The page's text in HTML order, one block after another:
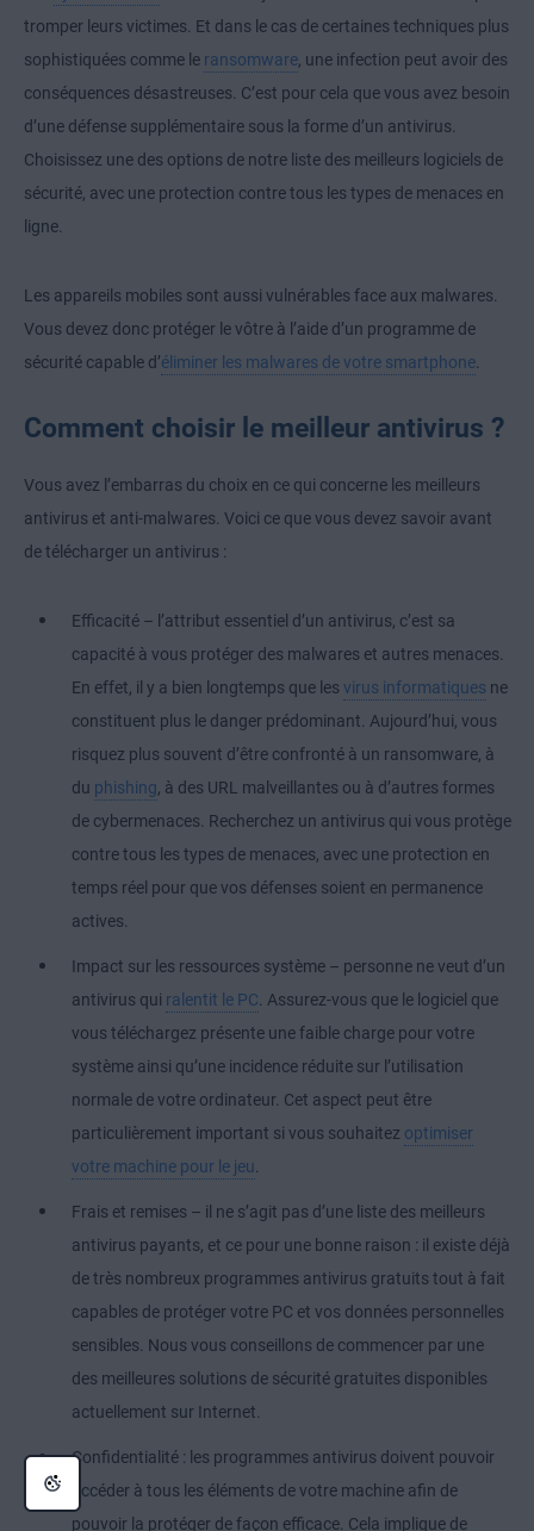
tromper leurs victimes. Et dans le cas de certaines techniques plus
sophistiquées comme le ransomware, une infection peut avoir des
conséquences désastreuses. C’est pour cela que vous avez besoin
d’une défense supplémentaire sous la forme d’un antivirus.
Choisissez une des options de notre liste des meilleurs logiciels de
sécurité, avec une protection contre tous les types de menaces en
ligne.
Les appareils mobiles sont aussi vulnérables face aux malwares.
Vous devez donc protéger le vôtre à l’aide d’un programme de
sécurité capable d’éliminer les malwares de votre smartphone.
Comment choisir le meilleur antivirus ?
Vous avez l’embarras du choix en ce qui concerne les meilleurs
antivirus et anti-malwares. Voici ce que vous devez savoir avant
de télécharger un antivirus :
Efficacité – l’attribut essentiel d’un antivirus, c’est sa
capacité à vous protéger des malwares et autres menaces.
En effet, il y a bien longtemps que les virus informatiques ne
constituent plus le danger prédominant. Aujourd’hui, vous
risquez plus souvent d’être confronté à un ransomware, à
du phishing, à des URL malveillantes ou à d’autres formes
de cybermenaces. Recherchez un antivirus qui vous protège
contre tous les types de menaces, avec une protection en
temps réel pour que vos défenses soient en permanence
actives.
Impact sur les ressources système – personne ne veut d’un
antivirus qui ralentit le PC. Assurez-vous que le logiciel que
vous téléchargez présente une faible charge pour votre
système ainsi qu’une incidence réduite sur l’utilisation
normale de votre ordinateur. Cet aspect peut être
particulièrement important si vous souhaitez optimiser
votre machine pour le jeu.
Frais et remises – il ne s’agit pas d’une liste des meilleurs
antivirus payants, et ce pour une bonne raison : il existe déjà
de très nombreux programmes antivirus gratuits tout à fait
capables de protéger votre PC et vos données personnelles
sensibles. Nous vous conseillons de commencer par une
des meilleures solutions de sécurité gratuites disponibles
actuellement sur Internet.
Confidentialité : les programmes antivirus doivent pouvoir
accéder à tous les éléments de votre machine afin de
pouvoir la protéger de façon efficace. Cela implique de